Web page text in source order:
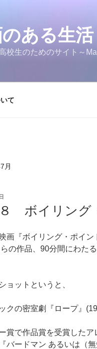
のある生
校生のためのサイト～
て
月
ボイリング
画『ボイリング・ポイ
の作品、90分間にわた
ョットというと、
クの密室劇『ロープ』
賞で作品賞を受賞した
バードマン あるいは（